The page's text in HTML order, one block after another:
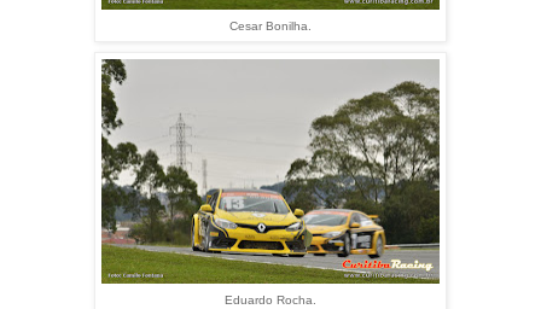
Cesar Bonilha.
Eduardo Rocha.